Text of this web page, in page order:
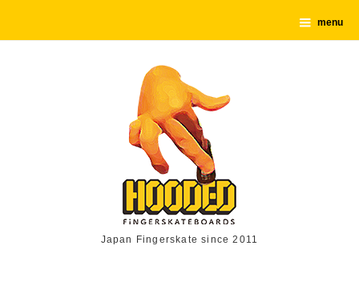
menu
Japan Fingerskate since 2011